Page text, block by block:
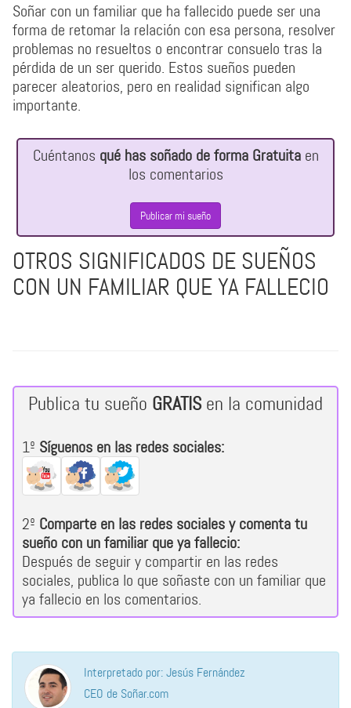
Soñar con un familiar que ha fallecido puede ser una
forma de retomar la relación con esa persona, resolver
problemas no resueltos o encontrar consuelo tras la
pérdida de un ser querido. Estos sueños pueden
parecer aleatorios, pero en realidad significan algo
importante.
Cuéntanos qué has soñado de forma Gratuitaen
los comentarios
Publicar mi sueño
OTROS SIGNIFICADOS DE SUEÑOS
CON UN FAMILIAR QUE YA FALLECIO
Publica tu sueño GRATISen la comunidad
1º Síguenos en las redes sociales:
2º Comparte en las redes sociales y comenta tu
sueño con un familiar que ya fallecio:
Después de seguir y compartir en las redes
sociales, publica lo que soñaste con un familiar que
ya fallecio en los comentarios.
Interpretado por: Jesús Fernández
CEO de Soñar.com